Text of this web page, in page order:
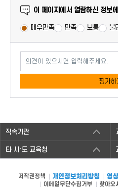
만족도 조사
이 페이지에서 열람하신 정보
매우만족 만족 보통 불
평가하
직속기관
타 시·도 교육청
저작권정책 개인정보처리방침 영
이메일무단수집거부
찾아오